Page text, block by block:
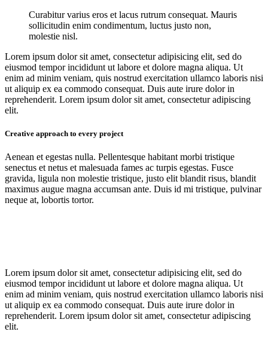
Curabitur varius eros et lacus rutrum consequat. Mauris
sollicitudin enim condimentum, luctus justo non,
molestie nisl.
Lorem ipsum dolor sit amet, consectetur adipisicing elit, sed do
eiusmod tempor incididunt ut labore et dolore magna aliqua. Ut
enim ad minim veniam, quis nostrud exercitation ullamco laboris nisi
ut aliquip ex ea commodo consequat. Duis aute irure dolor in
reprehenderit. Lorem ipsum dolor sit amet, consectetur adipiscing
elit.
Creative approach to every project
Aenean et egestas nulla. Pellentesque habitant morbi tristique
senectus et netus et malesuada fames ac turpis egestas. Fusce
gravida, ligula non molestie tristique, justo elit blandit risus, blandit
maximus augue magna accumsan ante. Duis id mi tristique, pulvinar
neque at, lobortis tortor.
Lorem ipsum dolor sit amet, consectetur adipisicing elit, sed do
eiusmod tempor incididunt ut labore et dolore magna aliqua. Ut
enim ad minim veniam, quis nostrud exercitation ullamco laboris nisi
ut aliquip ex ea commodo consequat. Duis aute irure dolor in
reprehenderit. Lorem ipsum dolor sit amet, consectetur adipiscing
elit.